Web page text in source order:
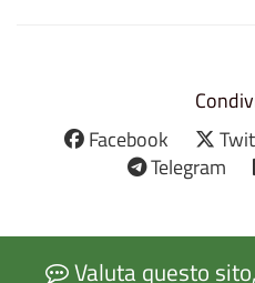
Facebook
Telegram
Valuta questo